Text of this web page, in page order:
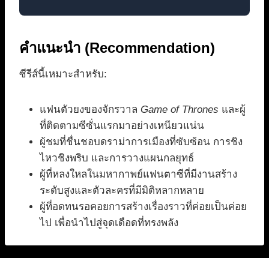
คำแนะนำ (Recommendation)
ซีรีส์นี้เหมาะสำหรับ:
แฟนตัวยงของจักรวาล Game of Thrones และผู้
ที่ติดตามซีซั่นแรกมาอย่างเหนียวแน่น
ผู้ชมที่ชื่นชอบดราม่าการเมืองที่ซับซ้อน การชิง
ไหวชิงพริบ และการวางแผนกลยุทธ์
ผู้ที่หลงใหลในมหากาพย์แฟนตาซีที่มีงานสร้าง
ระดับสูงและตัวละครที่มีมิติหลากหลาย
ผู้ที่อดทนรอคอยการสร้างเรื่องราวที่ค่อยเป็นค่อย
ไป เพื่อนำไปสู่จุดเดือดที่ทรงพลัง